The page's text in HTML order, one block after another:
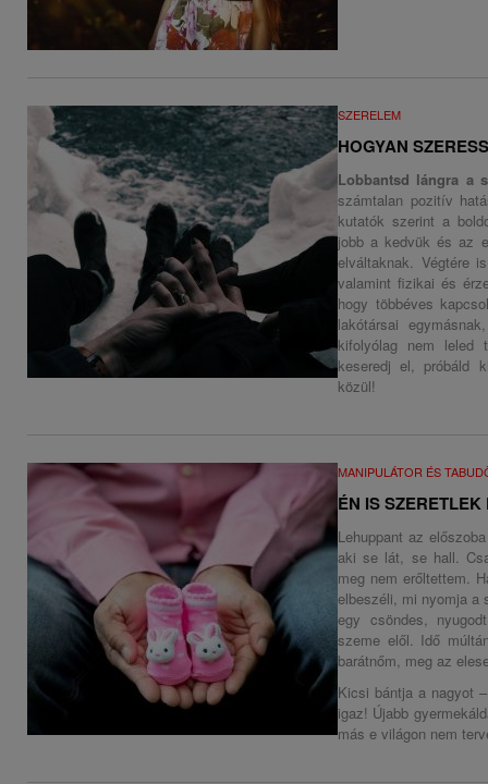
SZERELEM
HOGYAN
Lobbantsd lángra a
számtalan pozitív
kutatók szerint a
jobb a kedvük és az
elváltaknak. Végtére
valamint fizikai és
hogy többéves
lakótársai
kifolyólag nem leled
keseredj el, próbáld
közül!
MANIPULÁTOR ÉS
ÉN IS SZERETLEK
Lehuppant az
aki se lát, se hall.
meg nem erőltettem.
elbeszéli, mi nyomja a
egy csöndes,
szeme elől. Idő
barátnőm, meg az
Kicsi bántja a nagyot
igaz! Újabb
más e világon nem